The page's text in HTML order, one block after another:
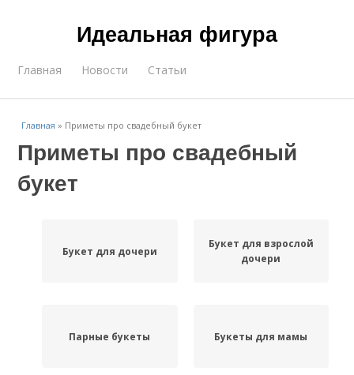
Идеальная фигура
Главная Новости Статьи
Главная » Приметы про свадебный букет
Приметы про свадебный
букет
Букет для дочери
Букет для взрослой
дочери
Парные букеты Букеты для мамы